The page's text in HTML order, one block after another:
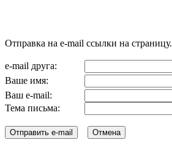
Отправка на e-mail ссылки на страницу.
e-mail друга:
Ваше имя:
Ваш e-mail:
Тема письма: